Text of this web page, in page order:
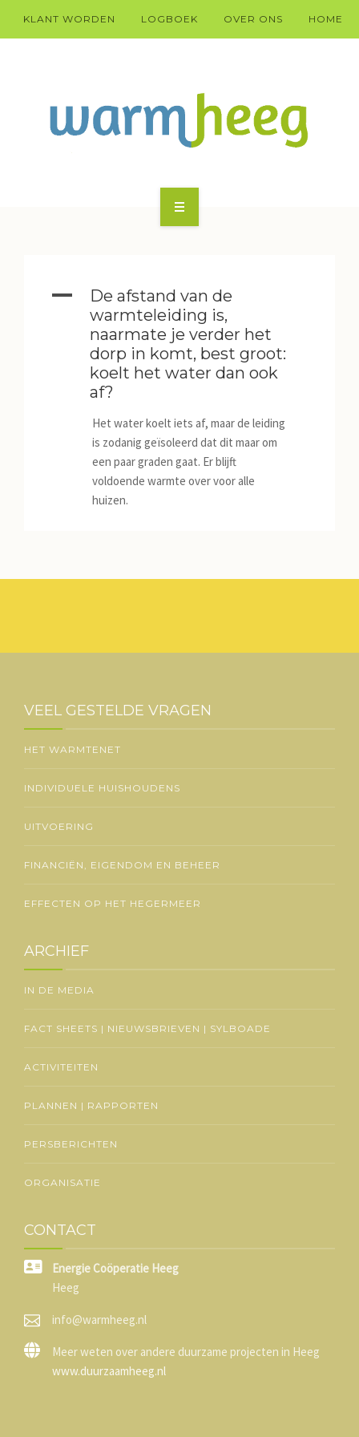
KLANT WORDEN LOGBOEK OVER ONS HOME
KLANT WARM HEEG WORDEN?
CONTACT
A
De afstand van de
warmteleiding is,
naarmate je verder het
dorp in komt, best groot:
koelt het water dan ook
af?
Het water koelt iets af, maar de leiding
is zodanig geïsoleerd dat dit maar om
een paar graden gaat. Er blijft
voldoende warmte over voor alle
huizen.
VEEL GESTELDE VRAGEN
HET WARMTENET
INDIVIDUELE HUISHOUDENS
UITVOERING
FINANCIËN, EIGENDOM EN BEHEER
EFFECTEN OP HET HEGERMEER
ARCHIEF
IN DE MEDIA
FACT SHEETS | NIEUWSBRIEVEN | SYLBOADE
ACTIVITEITEN
PLANNEN | RAPPORTEN
PERSBERICHTEN
ORGANISATIE
CONTACT
Energie Coöperatie Heeg
Heeg
info@warmheeg.nl
Meer weten over andere duurzame projecten in Heeg
www.duurzaamheeg.nl